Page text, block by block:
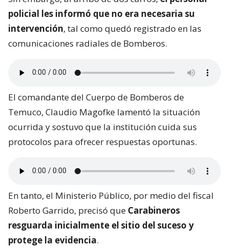
policial les informó que no era necesaria su
intervención, tal como quedó registrado en las
comunicaciones radiales de Bomberos.
El comandante del Cuerpo de Bomberos de
Temuco, Claudio Magofke lamentó la situación
ocurrida y sostuvo que la institución cuida sus
protocolos para ofrecer respuestas oportunas.
En tanto, el Ministerio Público, por medio del fiscal
Roberto Garrido, precisó que Carabineros
resguarda inicialmente el sitio del suceso y
protege la evidencia.